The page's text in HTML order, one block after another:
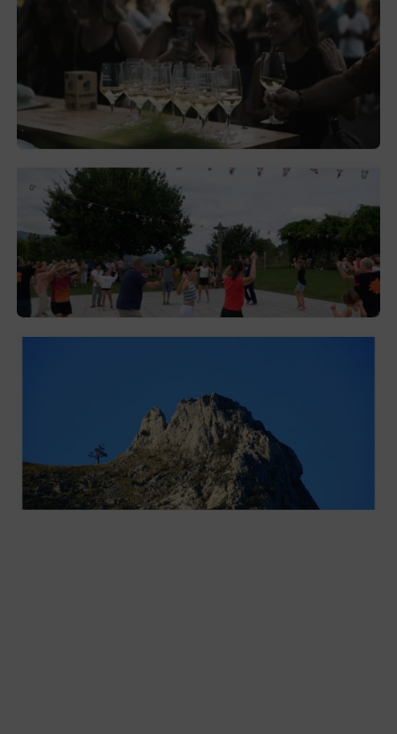
El festival de Bizkaiko Txakolina ‘Mahasti
Artean’ llega a Durangaldea en
septiembre
2026-08-03
Gerediaga inicia sus fiestas con una cena
y la romería de Ansorregi eta Larrañaga
2026-08-03
Las «Peñas del Duranguesado»,
protagonistas de la nueva exposición en
Ezkurdi
2026-08-02